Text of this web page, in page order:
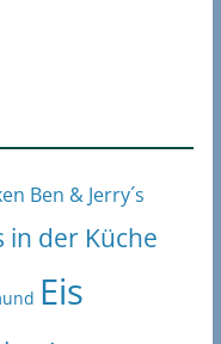
Ben & Jerry´s
in der Küche
Eis